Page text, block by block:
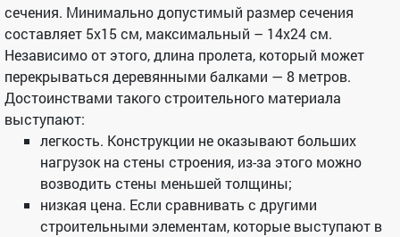
сечения. Минимально допустимый размер сечения
составляет 5х15 см, максимальный – 14х24 см.
Независимо от этого, длина пролета, который может
перекрываться деревянными балками — 8 метров.
Достоинствами такого строительного материала
выступают:
легкость. Конструкции не оказывают больших
нагрузок на стены строения, из-за этого можно
возводить стены меньшей толщины;
низкая цена. Если сравнивать с другими
строительными элементам, которые выступают в